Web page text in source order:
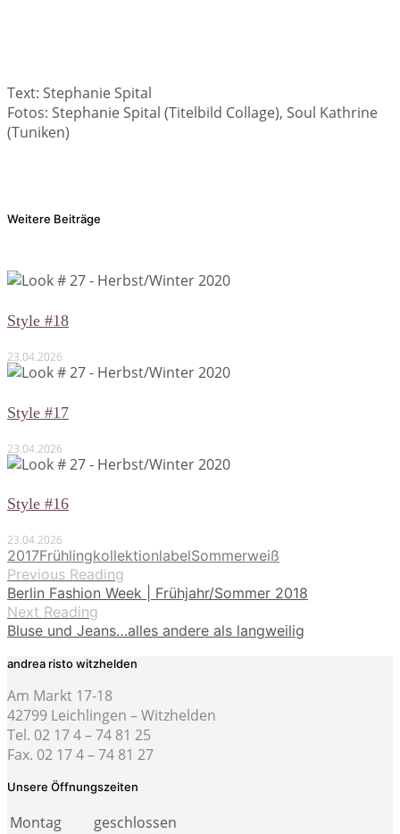
Text: Stephanie Spital
Fotos: Stephanie Spital (Titelbild Collage), Soul Kathrine
(Tuniken)
Weitere Beiträge
Style #18
23.04.2026
Style #17
23.04.2026
Style #16
23.04.2026
2017FrühlingkollektionlabelSommerweiß
Previous Reading
Berlin Fashion Week | Frühjahr/Sommer 2018
Next Reading
Bluse und Jeans…alles andere als langweilig
andrea risto witzhelden
Am Markt 17-18
42799 Leichlingen – Witzhelden
Tel. 02 17 4 – 74 81 25
Fax. 02 17 4 – 74 81 27
Unsere Öffnungszeiten
Montag
geschlossen